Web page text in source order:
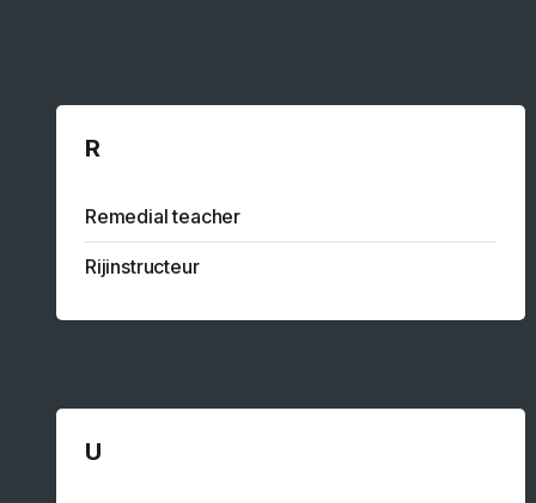
R
Remedial teacher
Rijinstructeur
U